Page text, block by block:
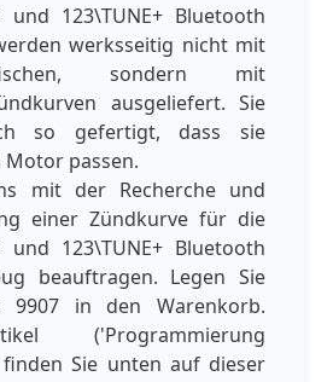
und 123\TUNE+ Bluetooth
werksseitig nicht mit
sondern mit
ausgeliefert. Sie
so gefertigt, dass sie
Motor passen.
mit der Recherche und
einer Zündkurve für die
und 123\TUNE+ Bluetooth
beauftragen. Legen Sie
9907 in den Warenkorb.
('Programmierung
Sie unten auf dieser